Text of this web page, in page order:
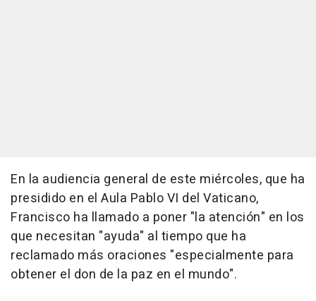
En la audiencia general de este miércoles, que ha
presidido en el Aula Pablo VI del Vaticano,
Francisco ha llamado a poner "la atención" en los
que necesitan "ayuda" al tiempo que ha
reclamado más oraciones "especialmente para
obtener el don de la paz en el mundo".